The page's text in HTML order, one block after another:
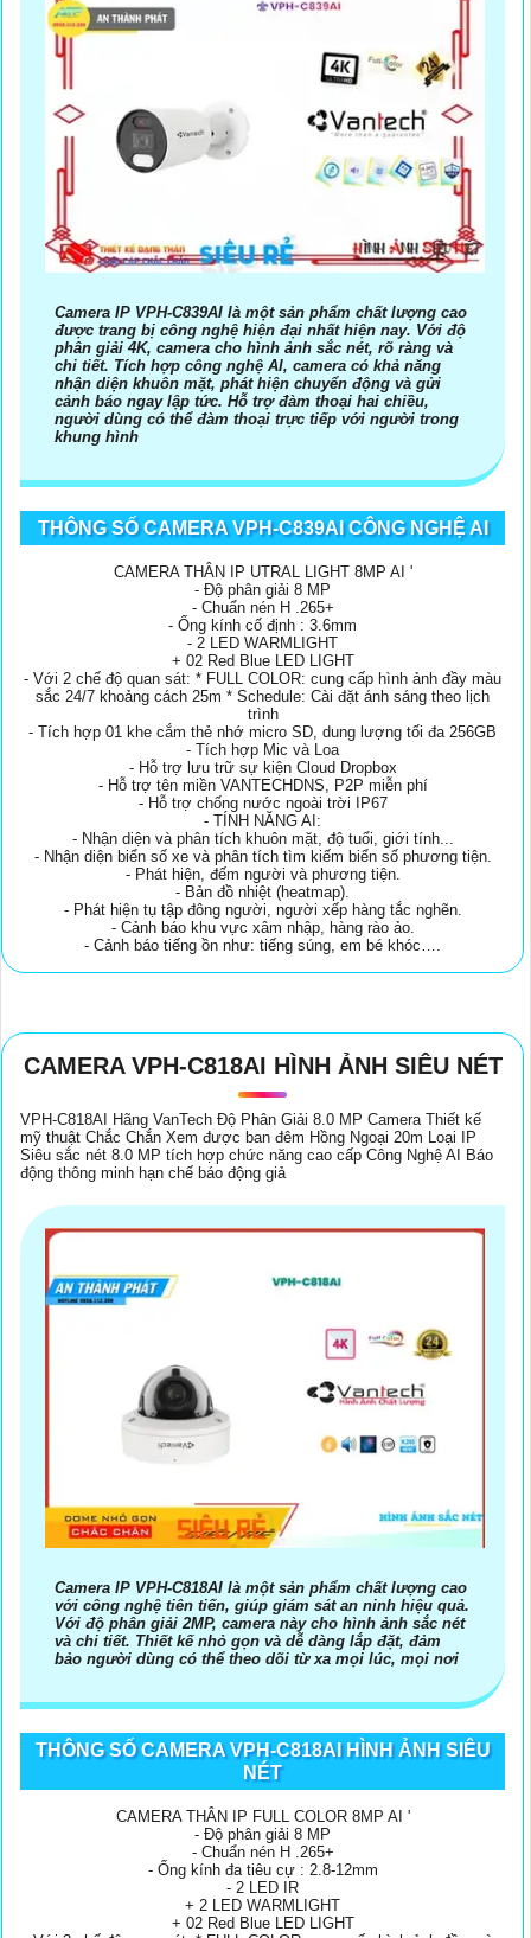
Camera IP VPH-C839AI là một sản phẩm chất lượng cao
được trang bị công nghệ hiện đại nhất hiện nay. Với độ
phân giải 4K, camera cho hình ảnh sắc nét, rõ ràng và
chi tiết. Tích hợp công nghệ AI, camera có khả năng
nhận diện khuôn mặt, phát hiện chuyển động và gửi
cảnh báo ngay lập tức. Hỗ trợ đàm thoại hai chiều,
người dùng có thể đàm thoại trực tiếp với người trong
khung hình
THÔNG SỐ CAMERA VPH-C839AI CÔNG NGHỆ AI
CAMERA THÂN IP UTRAL LIGHT 8MP AI '
- Độ phân giải 8 MP
- Chuẩn nén H .265+
- Ống kính cố định : 3.6mm
- 2 LED WARMLIGHT
+ 02 Red Blue LED LIGHT
- Với 2 chế độ quan sát: * FULL COLOR: cung cấp hình ảnh đầy màu
sắc 24/7 khoảng cách 25m * Schedule: Cài đặt ánh sáng theo lịch
trình
- Tích hợp 01 khe cắm thẻ nhớ micro SD, dung lượng tối đa 256GB
- Tích hợp Mic và Loa
- Hỗ trợ lưu trữ sự kiện Cloud Dropbox
- Hỗ trợ tên miền VANTECHDNS, P2P miễn phí
- Hỗ trợ chống nước ngoài trời IP67
- TÍNH NĂNG AI:
- Nhận diện và phân tích khuôn mặt, độ tuổi, giới tính...
- Nhận diện biển số xe và phân tích tìm kiếm biển số phương tiện.
- Phát hiện, đếm người và phương tiện.
- Bản đồ nhiệt (heatmap).
- Phát hiện tụ tập đông người, người xếp hàng tắc nghẽn.
- Cảnh báo khu vực xâm nhập, hàng rào ảo.
- Cảnh báo tiếng ồn như: tiếng súng, em bé khóc….
CAMERA VPH-C818AI HÌNH ẢNH SIÊU NÉT
VPH-C818AI Hãng VanTech Độ Phân Giải 8.0 MP Camera Thiết kế
mỹ thuật Chắc Chắn Xem được ban đêm Hồng Ngoại 20m Loại IP
Siêu sắc nét 8.0 MP tích hợp chức năng cao cấp Công Nghệ AI Báo
động thông minh hạn chế báo động giả
Camera IP VPH-C818AI là một sản phẩm chất lượng cao
với công nghệ tiên tiến, giúp giám sát an ninh hiệu quả.
Với độ phân giải 2MP, camera này cho hình ảnh sắc nét
và chi tiết. Thiết kế nhỏ gọn và dễ dàng lắp đặt, đảm
bảo người dùng có thể theo dõi từ xa mọi lúc, mọi nơi
THÔNG SỐ CAMERA VPH-C818AI HÌNH ẢNH SIÊU
NÉT
CAMERA THÂN IP FULL COLOR 8MP AI '
- Độ phân giải 8 MP
- Chuẩn nén H .265+
- Ống kính đa tiêu cự : 2.8-12mm
- 2 LED IR
+ 2 LED WARMLIGHT
+ 02 Red Blue LED LIGHT